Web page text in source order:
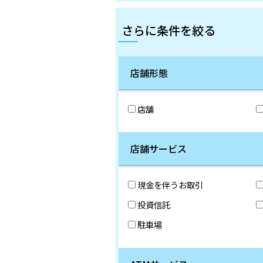
さらに条件を絞る
店舗形態
店舗
店舗サービス
現金を伴うお取引
投資信託
駐車場